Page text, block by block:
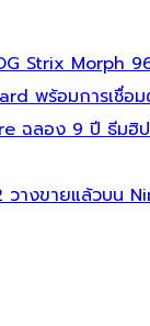
Strix Morph
พร้อมการเชื่อ
ฉลอง 9 ปี ธีมฮิ
วางขายแล้วบน